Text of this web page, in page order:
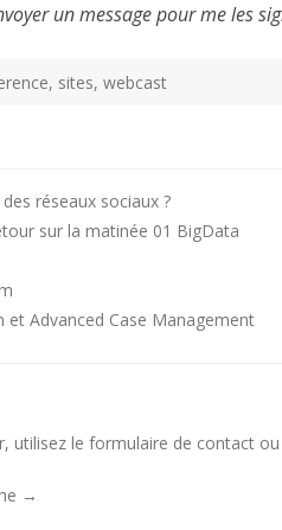
un message pour me les
, sites, webcast
réseaux sociaux ?
sur la matinée 01 BigData
Advanced Case Management
utilisez leformulaire de contact
→